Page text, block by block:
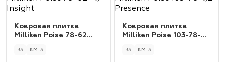
Ковровая плитка
Milliken Poise 78-62
33 КМ-3
Ковровая плитка
Milliken Poise 103-78-62
33 КМ-3